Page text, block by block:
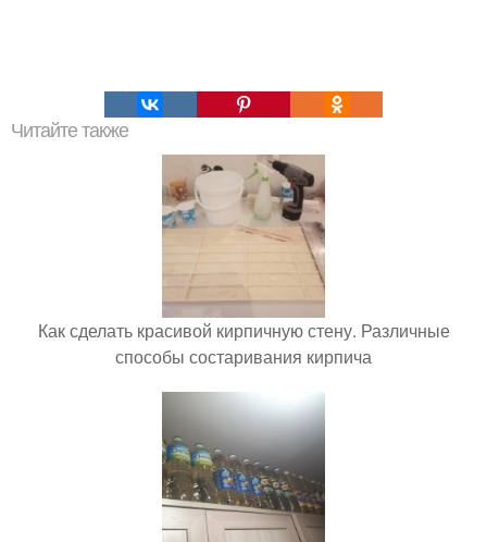
Читайте также
Как сделать красивой кирпичную стену. Различные
способы состаривания кирпича